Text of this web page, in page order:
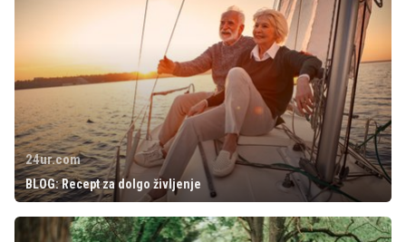
24ur.com
BLOG: Recept za dolgo življenje